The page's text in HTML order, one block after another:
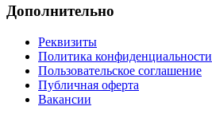
Дополнительно
Реквизиты
Политика конфиденциальности
Пользовательское соглашение
Публичная оферта
Вакансии